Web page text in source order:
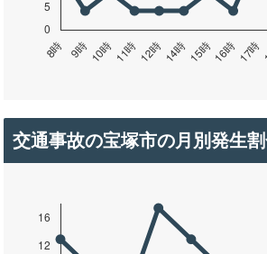
交通事故の宝塚市の月別発生